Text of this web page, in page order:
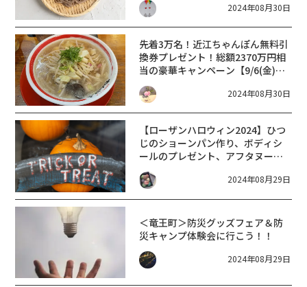
2024年08月30日
先着3万名！近江ちゃんぽん無料引
換券プレゼント！総額2370万円相
当の豪華キャンペーン【9/6(金)～
8(日)】近江ちゃんぽんの日感謝祭
2024年08月30日
【ローザンハロウィン2024】ひつ
じのショーンパン作り、ボディシ
ールのプレゼント、アフタヌーン
ティー、仮装コンテストなどな
ど…♪ローザンベリー多和田にて
2024年08月29日
＜竜王町＞防災グッズフェア＆防
災キャンプ体験会に行こう！！
2024年08月29日